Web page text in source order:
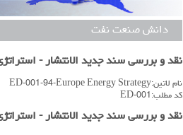
دانش صنعت نفت
نقد و بررسی سند جدید الانتشار - استراتژی
نام لاتین:ED-001-94-Europe Energy Strategy
کد مطلب:ED-001
نقد و بررسی سند جدید الانتشار -